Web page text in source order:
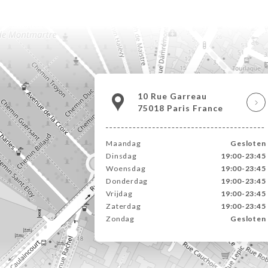
10 Rue Garreau
75018 Paris France
Maandag
Gesloten
Dinsdag
19:00-23:45
Woensdag
19:00-23:45
Donderdag
19:00-23:45
Vrijdag
19:00-23:45
Zaterdag
19:00-23:45
Zondag
Gesloten